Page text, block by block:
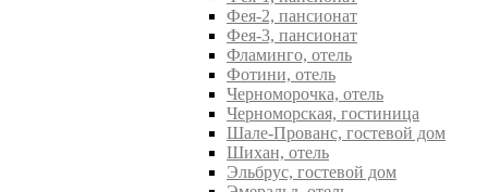
Фея-2, пансионат
Фея-3, пансионат
Фламинго, отель
Фотини, отель
Черноморочка, отель
Черноморская, гостиница
Шале-Прованс, гостевой дом
Шихан, отель
Эльбрус, гостевой дом